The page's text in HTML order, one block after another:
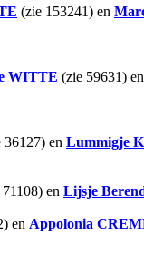
(zie 153241) en
WITTE (zie 59631) en
36127) en Lummigje
en Lijsje
en Appolonia